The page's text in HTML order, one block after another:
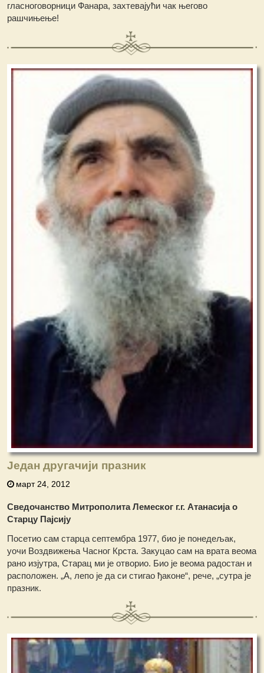
гласноговорници Фанара, захтевајући чак његово
рашчињење!
Један другачији празник
март 24, 2012
Сведочанство Митрополита Лемеског г.г. Атанасија о
Старцу Пајсију
Посетио сам старца септембра 1977, био је понедељак,
уочи Воздвижења Часног Крста. Закуцао сам на врата веома
рано изјутра, Старац ми је отворио. Био је веома радостан и
расположен. „А, лепо је да си стигао ђаконе“, рече, „сутра је
празник.